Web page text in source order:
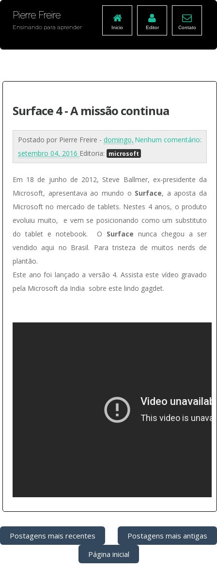
Pierre Freire
Ensinando para aprender Inicio Editor Contato
Surface 4 - A missão continua
Nenhum comentário:
Postado por Pierre Freire - domingo,
setembro 04, 2016 Editoria: microsoft
Em 18 de junho de 2012, Steve Ballmer, ex-presidente da
Microsoft, apresentava ao mundo o Surface, a aposta da
Microsoft no mercado de tablets. Nestes 4 anos, o produto
evoluiu muito, e vem se posicionando como um substituto
do tablet e notebook. O Surface nunca chegou a ser
vendido aqui no Brasil. Para tristeza de muitos nerds de
plantão.
Este ano foi lançado a versão 4. Assista este vídeo gravado
pela Microsoft da India sobre este lindo gagdet.
Postagens mais recentes
Postagens mais antigas
Página inicial